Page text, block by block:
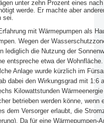
unter zehn Prozent eines
werde. Er machte aber
sei.
mit Wärmepumpen als
Wegen der
lediglich die Nutzung der
entspreche etwa der
Anlage wurde kürzlich im
dabei den Wirkungsgrad mit
Kilowattstunden
betrieben werden könne,
dem Versorger erlaubt, die
Da für eine